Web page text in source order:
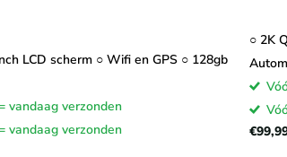
LCD scherm ○ Wifi en GPS ○ 128gb
vandaag verzonden
vandaag verzonden
○ 2K